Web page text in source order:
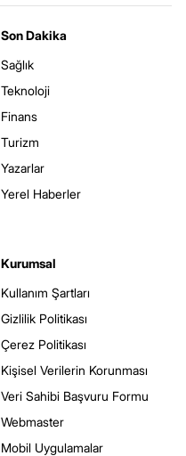
Son Dakika
Sağlık
Teknoloji
Finans
Turizm
Yazarlar
Yerel Haberler
Kurumsal
Kullanım Şartları
Gizlilik Politikası
Çerez Politikası
Kişisel Verilerin Korunması
Veri Sahibi Başvuru Formu
Webmaster
Mobil Uygulamalar